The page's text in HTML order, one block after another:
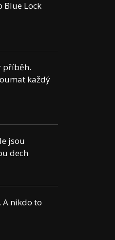
Blue Lock
příběh.
každý
jsou
dech
A nikdo to